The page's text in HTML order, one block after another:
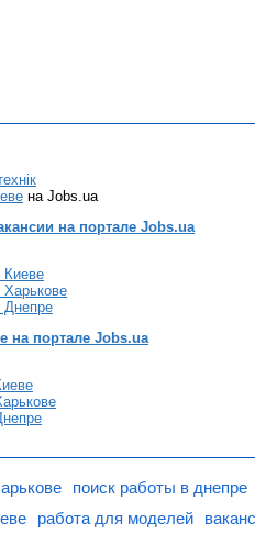
на Jobs.ua
на портале Jobs.ua
Киеве
Харькове
Днепре
на портале Jobs.ua
поиск работы в днепре
работа для моделей